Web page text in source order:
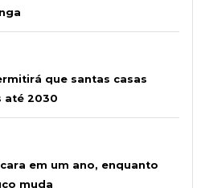
que santas casas
até 2030
em um ano, enquanto
muda